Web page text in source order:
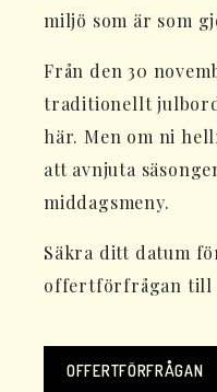
miljö som är som
Från den 30
traditionellt
här. Men om ni
att avnjuta
middagsmeny.
Säkra ditt datum
offertförfrågan till
OFFERTFÖRFRÅGAN